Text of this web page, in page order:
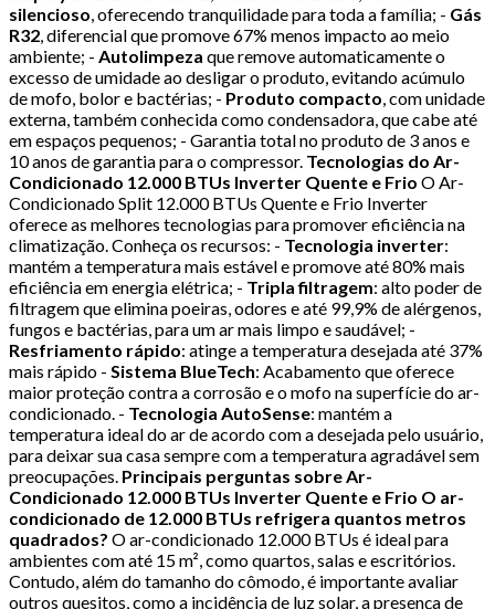
silencioso, oferecendo tranquilidade para toda a família; - Gás
R32, diferencial que promove 67% menos impacto ao meio
ambiente; - Autolimpeza que remove automaticamente o
excesso de umidade ao desligar o produto, evitando acúmulo
de mofo, bolor e bactérias; - Produto compacto, com unidade
externa, também conhecida como condensadora, que cabe até
em espaços pequenos; - Garantia total no produto de 3 anos e
10 anos de garantia para o compressor. Tecnologias do Ar-
Condicionado 12.000 BTUs Inverter Quente e Frio O Ar-
Condicionado Split 12.000 BTUs Quente e Frio Inverter
oferece as melhores tecnologias para promover eficiência na
climatização. Conheça os recursos: - Tecnologia inverter:
mantém a temperatura mais estável e promove até 80% mais
eficiência em energia elétrica; - Tripla filtragem: alto poder de
filtragem que elimina poeiras, odores e até 99,9% de alérgenos,
fungos e bactérias, para um ar mais limpo e saudável; -
Resfriamento rápido: atinge a temperatura desejada até 37%
mais rápido - Sistema BlueTech: Acabamento que oferece
maior proteção contra a corrosão e o mofo na superfície do ar-
condicionado. - Tecnologia AutoSense: mantém a
temperatura ideal do ar de acordo com a desejada pelo usuário,
para deixar sua casa sempre com a temperatura agradável sem
preocupações. Principais perguntas sobre Ar-
Condicionado 12.000 BTUs Inverter Quente e Frio O ar-
condicionado de 12.000 BTUs refrigera quantos metros
quadrados? O ar-condicionado 12.000 BTUs é ideal para
ambientes com até 15 m², como quartos, salas e escritórios.
Contudo, além do tamanho do cômodo, é importante avaliar
outros quesitos, como a incidência de luz solar, a presença de